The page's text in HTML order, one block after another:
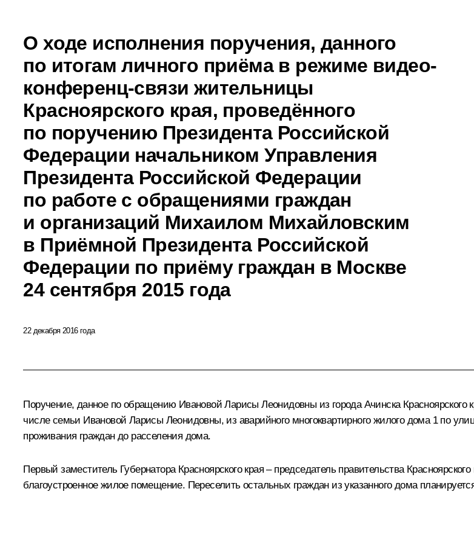
О ходе исполнения поручения, данного
по итогам личного приёма в режиме видео-
конференц-связи жительницы
Красноярского края, проведённого
по поручению Президента Российской
Федерации начальником Управления
Президента Российской Федерации
по работе с обращениями граждан
и организаций Михаилом Михайловским
в Приёмной Президента Российской
Федерации по приёму граждан в Москве
24 сентября 2015 года
22 декабря 2016 года
Поручение, данное по обращению Ивановой Ларисы Леонидовны из города Ачинска
числе семьи Ивановой Ларисы Леонидовны, из аварийного многоквартирного жилого дома 1 по
проживания граждан до расселения дома.
Первый заместитель Губернатора Красноярского края – председатель правительства
благоустроенное жилое помещение. Переселить остальных граждан из указанного дома